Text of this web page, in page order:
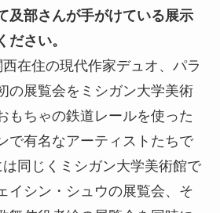
及部さんが手がけている展示
ださい。
在住の現代作家デュオ、パラ
の展覧会をミシガン大学美術
もちゃの鉄道レールを使った
で有名なアーティストたちで
同じくミシガン大学美術館で
イシン・シュウの展覧会、そ